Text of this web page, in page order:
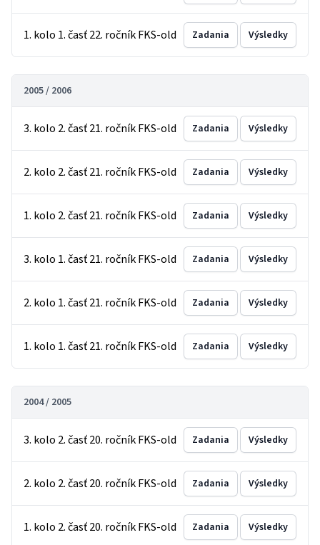
1. kolo 1. časť 22. ročník FKS-old Zadania Výsledky
2005 / 2006
3. kolo 2. časť 21. ročník FKS-old Zadania Výsledky
2. kolo 2. časť 21. ročník FKS-old Zadania Výsledky
1. kolo 2. časť 21. ročník FKS-old Zadania Výsledky
3. kolo 1. časť 21. ročník FKS-old Zadania Výsledky
2. kolo 1. časť 21. ročník FKS-old Zadania Výsledky
1. kolo 1. časť 21. ročník FKS-old Zadania Výsledky
2004 / 2005
3. kolo 2. časť 20. ročník FKS-old Zadania Výsledky
2. kolo 2. časť 20. ročník FKS-old Zadania Výsledky
1. kolo 2. časť 20. ročník FKS-old Zadania Výsledky